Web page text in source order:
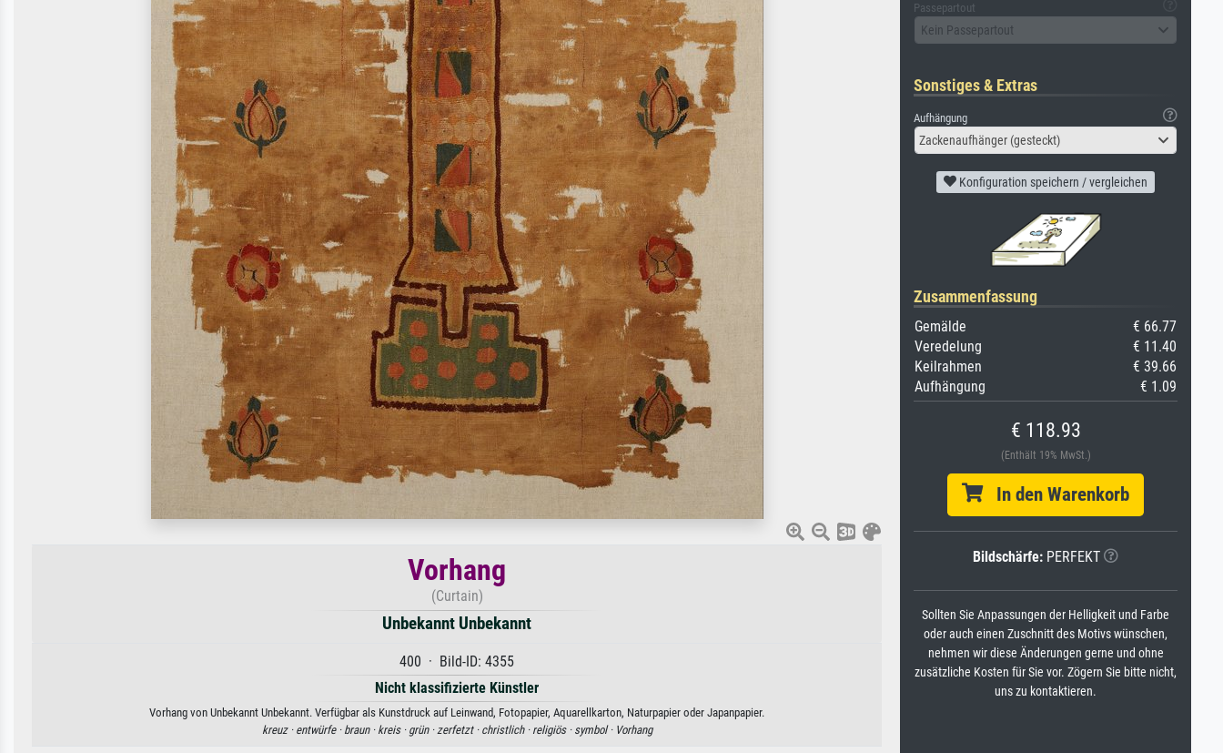
Vorhang
(Curtain)
Unbekannt Unbekannt
400 · Bild-ID: 4355
Nicht klassifizierte Künstler
Vorhang von Unbekannt Unbekannt. Verfügbar als Kunstdruck auf Leinwand, Fotopapier, Aquarellkarton, Naturpapier oder Japanpapier.
kreuz · entwürfe · braun · kreis · grün ·zerfetzt · christlich · religiös · symbol · Vorhang
Passepartout
Kein Passepartout
Sonstiges & Extras
Aufhängung
Zackenaufhänger (gesteckt)
Konfiguration speichern / vergleichen
Zusammenfassung
Gemälde
€ 66.77
Veredelung
€ 11.40
Keilrahmen
€ 39.66
Aufhängung
€ 1.09
€ 118.93
(Enthält 19% MwSt.)
In den Warenkorb
Bildschärfe: PERFEKT
Sollten Sie Anpassungen der Helligkeit und Farbe
oder auch einen Zuschnitt des Motivs wünschen,
nehmen wir diese Änderungen gerne und ohne
zusätzliche Kosten für Sie vor. Zögern Sie bitte nicht,
uns zu kontaktieren.